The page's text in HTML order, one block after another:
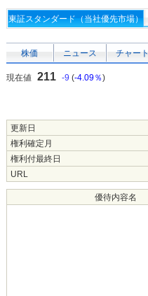
東証スタンダード（当社優先市場）
株価 ニュース チャート
現在値 211 -9 (-4.09％)
更新日
権利確定月
権利付最終日
URL
優待内容名